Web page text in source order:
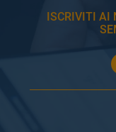
ISCRIVITI AI